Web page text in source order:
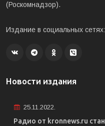
(Роскомнадзор).
Издание в социальных сетях:
Новости издания
25.11.2022.
Радио от kronnews.ru